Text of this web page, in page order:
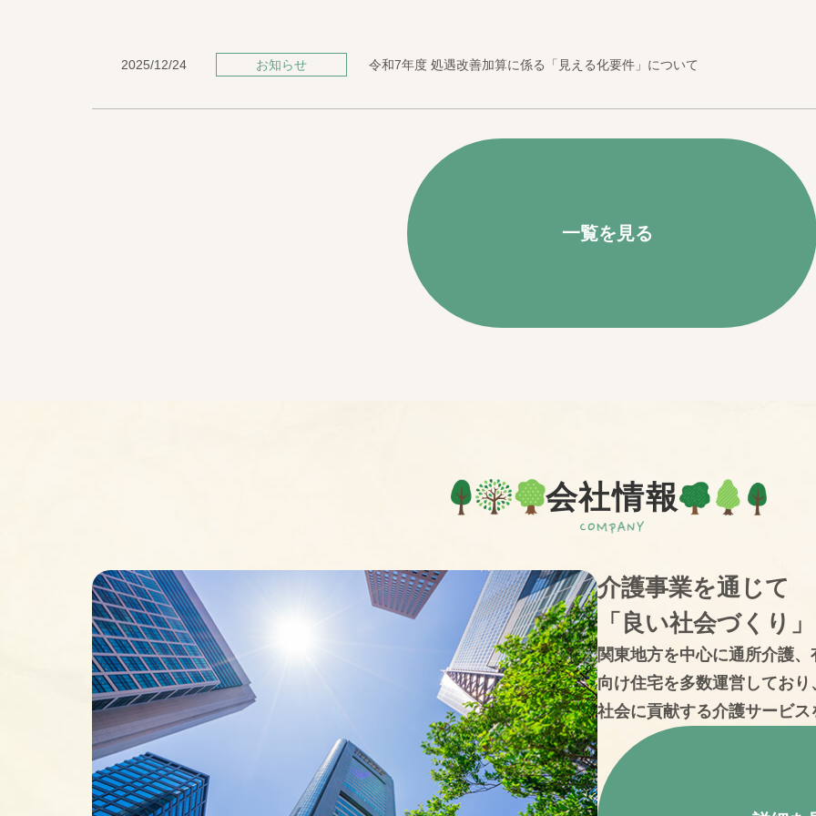
2025/12/24 お知らせ 令和7年度 処遇改善加算に係る「見える化要件」について
一覧を見る
会社情報
介護事業を通じて
「良い社会づくり
関東地方を中心に通所介護
向け住宅を多数運営してお
社会に貢献する介護サービ